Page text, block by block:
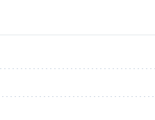
приміщень, де немає